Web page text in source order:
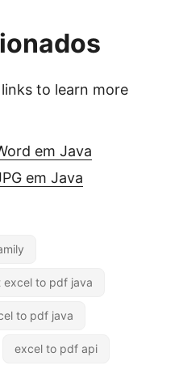
to learn more
em Java
em Java
excel to pdf java
to pdf java
excel to pdf api